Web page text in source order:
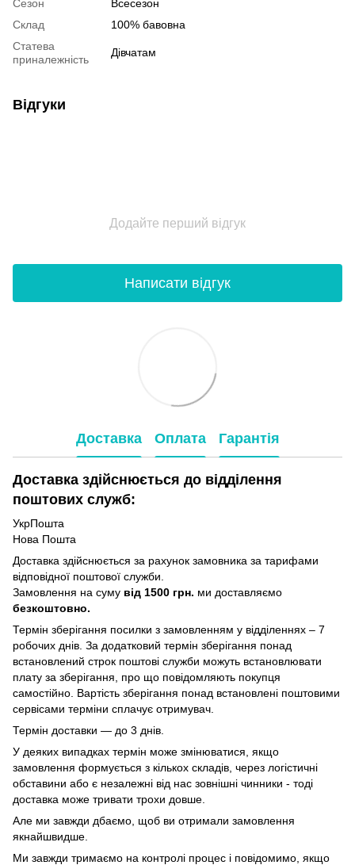
Сезон
Всесезон
Склад
100% бавовна
Статева
приналежність
Дівчатам
Відгуки
Додайте перший відгук
Написати відгук
Доставка Оплата Гарантія
Доставка здійснюється до відділення
поштових служб:
УкрПошта
Нова Пошта
Доставка здійснюється за рахунок замовника за тарифами
відповідної поштової служби.
Замовлення на суму від 1500 грн. ми доставляємо
безкоштовно.
Термін зберігання посилки з замовленням у відділеннях – 7
робочих днів. За додатковий термін зберігання понад
встановлений строк поштові служби можуть встановлювати
плату за зберігання, про що повідомляють покупця
самостійно. Вартість зберігання понад вcтановлені поштовими
сервісами терміни сплачує отримувач.
Термін доставки — до 3 днів.
У деяких випадках термін може змінюватися, якщо
замовлення формується з кількох складів, через логістичні
обставини або є незалежні від нас зовнішні чинники - тоді
доставка може тривати трохи довше.
Але ми завжди дбаємо, щоб ви отримали замовлення
якнайшвидше.
Ми завжди тримаємо на контролі процес і повідомимо, якщо